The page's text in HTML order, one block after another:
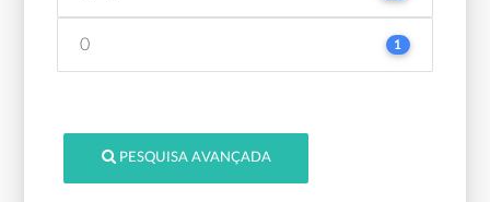
0 1
PESQUISA AVANÇADA